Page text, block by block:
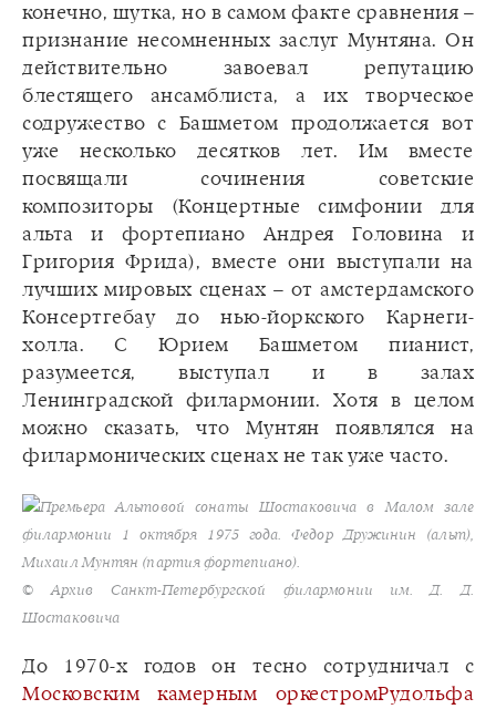
конечно, шутка, но в самом факте сравнения –
признание несомненных заслуг Мунтяна. Он
действительно завоевал репутацию
блестящего ансамблиста, а их творческое
содружество с Башметом продолжается вот
уже несколько десятков лет. Им вместе
посвящали сочинения советские
композиторы (Концертные симфонии для
альта и фортепиано Андрея Головина и
Григория Фрида), вместе они выступали на
лучших мировых сценах – от амстердамского
Консертгебау до нью-йоркского Карнеги-
холла. С Юрием Башметом пианист,
разумеется, выступал и в залах
Ленинградской филармонии. Хотя в целом
можно сказать, что Мунтян появлялся на
филармонических сценах не так уже часто.
Премьера Альтовой сонаты Шостаковича в Малом зале
филармонии 1 октября 1975 года. Федор Дружинин (альт),
Михаил Мунтян (партия фортепиано).
© Архив Санкт-Петербургской филармонии им. Д. Д.
Шостаковича
До 1970-х годов он тесно сотрудничал с
Московским камерным оркестромРудольфа